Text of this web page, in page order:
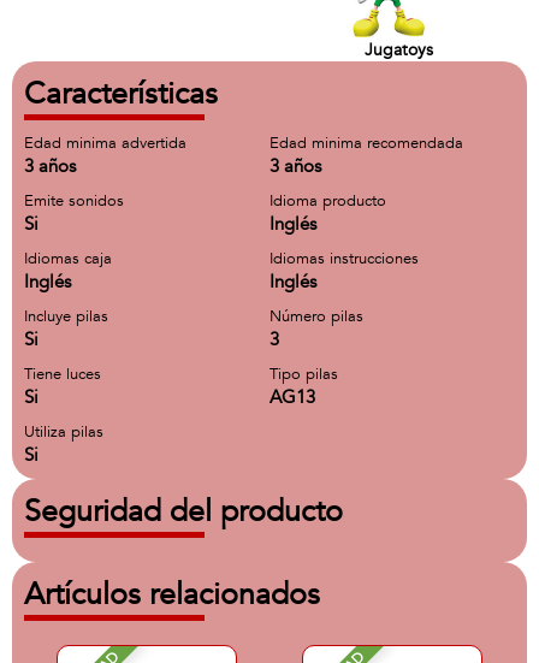
Jugatoys
Características
Edad minima advertida
3 años
Edad minima recomendada
3 años
Emite sonidos
Si
Idioma producto
Inglés
Idiomas caja
Inglés
Idiomas instrucciones
Inglés
Incluye pilas
Si
Número pilas
3
Tiene luces
Si
Tipo pilas
AG13
Utiliza pilas
Si
Seguridad del producto
Artículos relacionados